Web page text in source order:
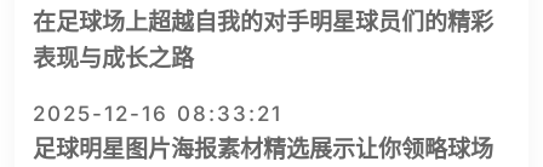
在足球场上超越自我的对手明星球员们的精彩
表现与成长之路
2025-12-16 08:33:21
足球明星图片海报素材精选展示让你领略球场